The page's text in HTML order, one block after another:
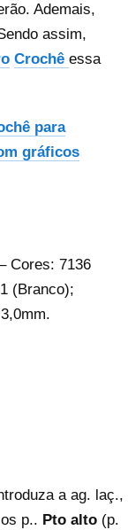
Ademais,
assim,
Crochê essa
para
gráficos
Cores: 7136
(Branco);
a ag. laç.,
p.. Pto alto (p.